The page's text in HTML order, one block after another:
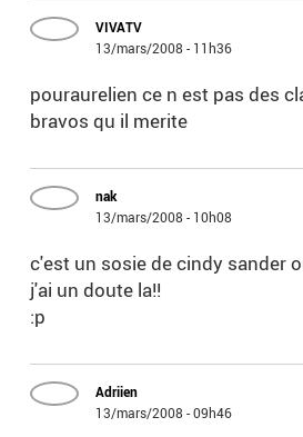
VIVATV
13/mars/2008 - 11h36
pouraurelien ce n est pas des
bravos qu il merite
nak
13/mars/2008 - 10h08
c'est un sosie de cindy sander
j'ai un doute la!!
:p
Adriien
13/mars/2008 - 09h46